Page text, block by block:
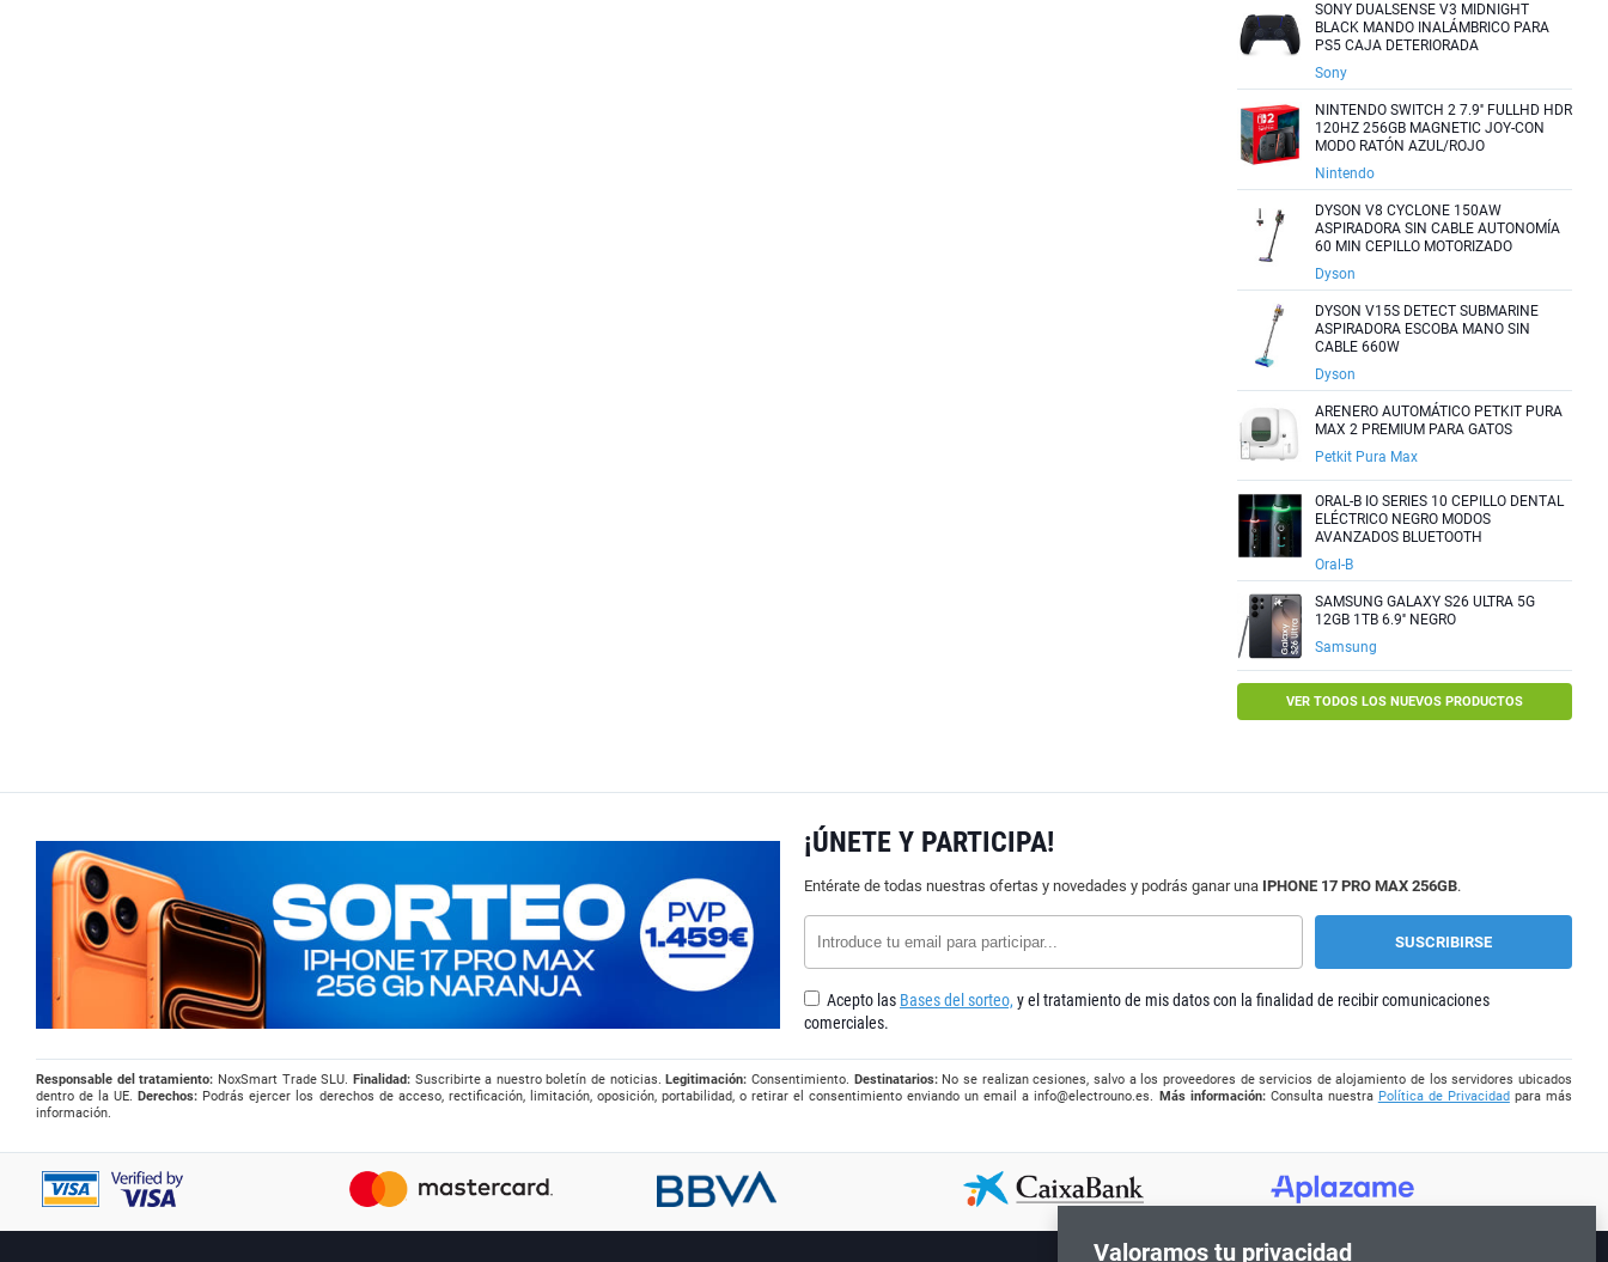
SONY DUALSENSE V3 MIDNIGHT
BLACK MANDO INALÁMBRICO PARA
PS5 CAJA DETERIORADA
Sony
NINTENDO SWITCH 2 7.9'' FULLHD HDR
120HZ 256GB MAGNETIC JOY-CON
MODO RATÓN AZUL/ROJO
Nintendo
DYSON V8 CYCLONE 150AW
ASPIRADORA SIN CABLE AUTONOMÍA
60 MIN CEPILLO MOTORIZADO
Dyson
DYSON V15S DETECT SUBMARINE
ASPIRADORA ESCOBA MANO SIN
CABLE 660W
Dyson
ARENERO AUTOMÁTICO PETKIT PURA
MAX 2 PREMIUM PARA GATOS
Petkit Pura Max
ORAL-B IO SERIES 10 CEPILLO DENTAL
ELÉCTRICO NEGRO MODOS
AVANZADOS BLUETOOTH
Oral-B
SAMSUNG GALAXY S26 ULTRA 5G
12GB 1TB 6.9'' NEGRO
Samsung
VER TODOS LOS NUEVOS PRODUCTOS
¡ÚNETE Y PARTICIPA!
Entérate de todas nuestras ofertas y novedades y podrás ganar una IPHONE 17 PRO MAX 256GB.
Acepto las Bases del sorteo, y el tratamiento de mis datos con la finalidad de recibir comunicaciones
comerciales.
Responsable del tratamiento: NoxSmart Trade SLU. Finalidad:Suscribirte a nuestro boletín de noticias.Legitimación: Consentimiento. Destinatarios:No se realizan cesiones, salvo a los proveedores de servicios de alojamiento de los servidores ubicados
dentro de la UE.Derechos: Podrás ejercer los derechos de acceso, rectificación, limitación, oposición, portabilidad, o retirar el consentimiento enviando un email ainfo@electrouno.es. Más información:Consulta nuestra Política de Privacidadpara más
información.
Valoramos tu privacidad